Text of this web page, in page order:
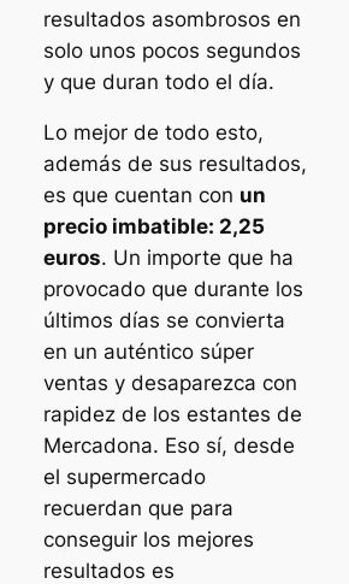
resultados asombrosos en
solo unos pocos segundos
y que duran todo el día.
Lo mejor de todo esto,
además de sus resultados,
es que cuentan con un
precio imbatible: 2,25
euros. Un importe que ha
provocado que durante los
últimos días se convierta
en un auténtico súper
ventas y desaparezca con
rapidez de los estantes de
Mercadona. Eso sí, desde
el supermercado
recuerdan que para
conseguir los mejores
resultados es